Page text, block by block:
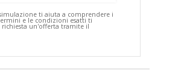
ti aiuta a comprendere i
e le condizioni esatti ti
un'offerta tramite il